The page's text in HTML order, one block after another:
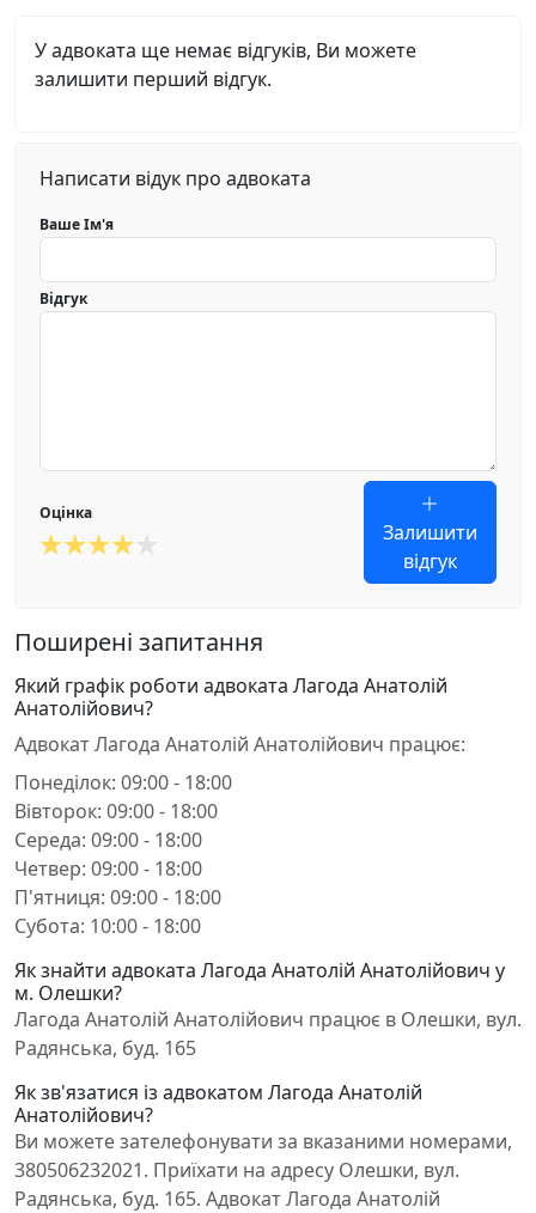
У адвоката ще немає відгуків, Ви можете
залишити перший відгук.
Написати відук про адвоката
Ваше Ім'я
Відгук
Оцінка
Залишити
відгук
Поширені запитання
Який графік роботи адвоката Лагода Анатолій
Анатолійович?
Адвокат Лагода Анатолій Анатолійович працює:
Понеділок: 09:00 - 18:00
Вівторок: 09:00 - 18:00
Середа: 09:00 - 18:00
Четвер: 09:00 - 18:00
П'ятниця: 09:00 - 18:00
Субота: 10:00 - 18:00
Як знайти адвоката Лагода Анатолій Анатолійович у
м. Олешки?
Лагода Анатолій Анатолійович працює в Олешки, вул.
Радянська, буд. 165
Як зв'язатися із адвокатом Лагода Анатолій
Анатолійович?
Ви можете зателефонувати за вказаними номерами,
380506232021. Приїхати на адресу Олешки, вул.
Радянська, буд. 165. Адвокат Лагода Анатолій